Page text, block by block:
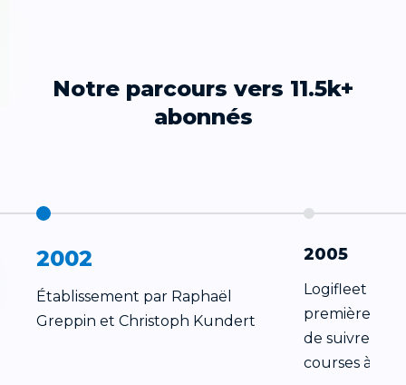
Notre parcours vers 11.5k+
abonnés
2002
Établissement par Raphaël
Greppin et Christoph Kundert
2005
Logifleet
première
de suivre les
courses à